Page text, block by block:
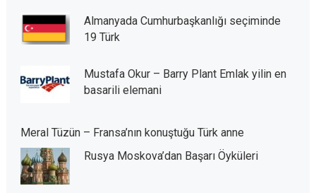
Almanyada Cumhurbaşkanlığı seçiminde
19 Türk
Mustafa Okur – Barry Plant Emlak yilin en
basarili elemani
Meral Tüzün – Fransa’nın konuştuğu Türk anne
Rusya Moskova’dan Başarı Öyküleri